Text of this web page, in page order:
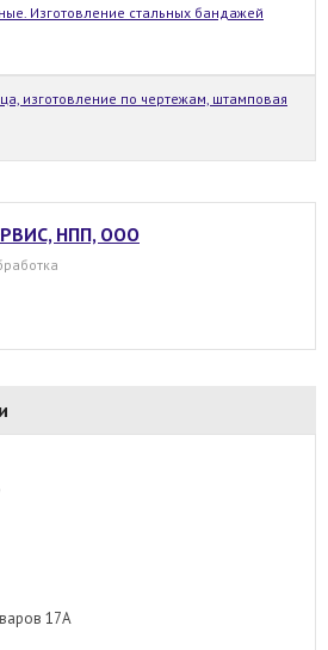
Изготовление стальных бандажей
изготовление по чертежам, штамповая
НПП, ООО
17А